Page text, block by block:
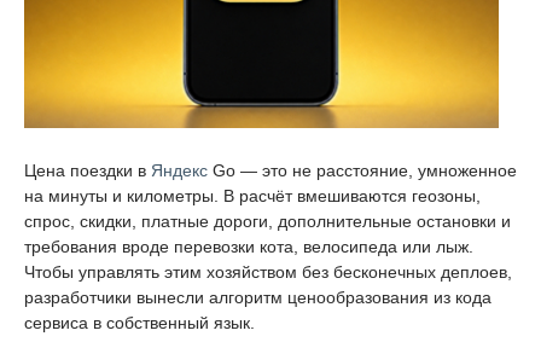
Цена поездки в Яндекс Go — это не расстояние, умноженное
на минуты и километры. В расчёт вмешиваются геозоны,
спрос, скидки, платные дороги, дополнительные остановки и
требования вроде перевозки кота, велосипеда или лыж.
Чтобы управлять этим хозяйством без бесконечных деплоев,
разработчики вынесли алгоритм ценообразования из кода
сервиса в собственный язык.